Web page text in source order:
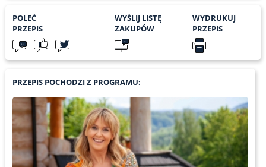
POLEĆ
PRZEPIS
WYŚLIJ LISTĘ
ZAKUPÓW
WYDRUKUJ
PRZEPIS
PRZEPIS POCHODZI Z PROGRAMU: